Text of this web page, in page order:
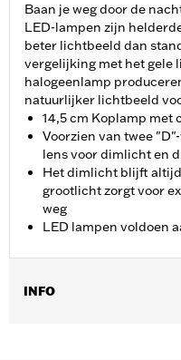
Baan je weg door de
LED-lampen zijn
beter lichtbeeld dan
vergelijking met het gele
halogeenlamp
natuurlijker lichtbeeld
14,5 cm Koplamp
Voorzien van twee
lens voor dimlicht en
Het dimlicht blijft
grootlicht zorgt voor
weg
LED lampen voldoen
INFO